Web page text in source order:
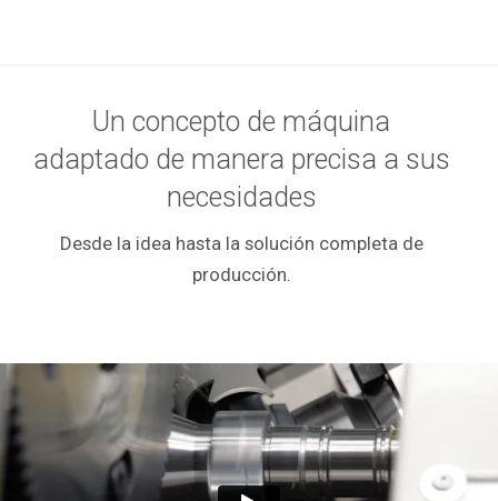
Un concepto de máquina
adaptado de manera precisa a sus
necesidades
Desde la idea hasta la solución completa de
producción.